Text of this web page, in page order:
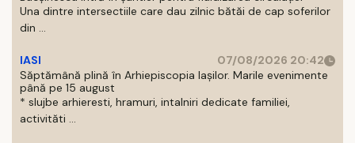
Una dintre intersectiile care dau zilnic bătăi de cap soferilor
din ...
IASI
07/08/2026 20:42
Săptămână plină în Arhiepiscopia Iașilor. Marile evenimente
până pe 15 august
* slujbe arhieresti, hramuri, intalniri dedicate familiei,
activităti ...